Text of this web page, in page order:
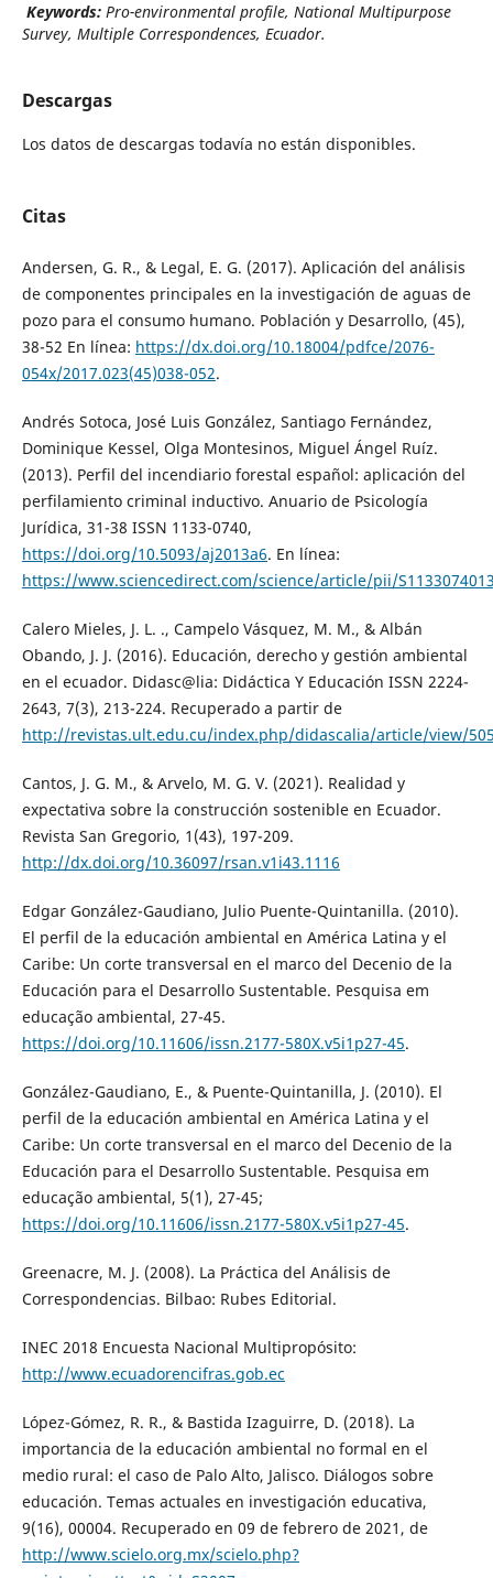
Keywords:Pro-environmental profile, National Multipurpose
Survey, Multiple Correspondences, Ecuador.
Descargas
Los datos de descargas todavía no están disponibles.
Citas
Andersen, G. R., & Legal, E. G. (2017). Aplicación del análisis
de componentes principales en la investigación de aguas de
pozo para el consumo humano. Población y Desarrollo, (45),
38-52 En línea: https://dx.doi.org/10.18004/pdfce/2076-
054x/2017.023(45)038-052.
Andrés Sotoca, José Luis González, Santiago Fernández,
Dominique Kessel, Olga Montesinos, Miguel Ángel Ruíz.
(2013). Perfil del incendiario forestal español: aplicación del
perfilamiento criminal inductivo. Anuario de Psicología
Jurídica, 31-38 ISSN 1133-0740,
https://doi.org/10.5093/aj2013a6. En línea:
https://www.sciencedirect.com/science/article/pii/
Calero Mieles, J. L. ., Campelo Vásquez, M. M., & Albán
Obando, J. J. (2016). Educación, derecho y gestión ambiental
en el ecuador. Didasc@lia: Didáctica Y Educación ISSN 2224-
2643, 7(3), 213-224. Recuperado a partir de
http://revistas.ult.edu.cu/index.php/didascalia/article/view/
Cantos, J. G. M., & Arvelo, M. G. V. (2021). Realidad y
expectativa sobre la construcción sostenible en Ecuador.
Revista San Gregorio, 1(43), 197-209.
http://dx.doi.org/10.36097/rsan.v1i43.1116
Edgar González-Gaudiano, Julio Puente-Quintanilla. (2010).
El perfil de la educación ambiental en América Latina y el
Caribe: Un corte transversal en el marco del Decenio de la
Educación para el Desarrollo Sustentable. Pesquisa em
educação ambiental, 27-45.
https://doi.org/10.11606/issn.2177-580X.v5i1p27-45.
González-Gaudiano, E., & Puente-Quintanilla, J. (2010). El
perfil de la educación ambiental en América Latina y el
Caribe: Un corte transversal en el marco del Decenio de la
Educación para el Desarrollo Sustentable. Pesquisa em
educação ambiental, 5(1), 27-45;
https://doi.org/10.11606/issn.2177-580X.v5i1p27-45.
Greenacre, M. J. (2008). La Práctica del Análisis de
Correspondencias. Bilbao: Rubes Editorial.
INEC 2018 Encuesta Nacional Multipropósito:
http://www.ecuadorencifras.gob.ec
López-Gómez, R. R., & Bastida Izaguirre, D. (2018). La
importancia de la educación ambiental no formal en el
medio rural: el caso de Palo Alto, Jalisco. Diálogos sobre
educación. Temas actuales en investigación educativa,
9(16), 00004. Recuperado en 09 de febrero de 2021, de
http://www.scielo.org.mx/scielo.php?